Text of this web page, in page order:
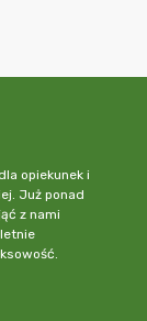
opiekunek i
Już ponad
z nami